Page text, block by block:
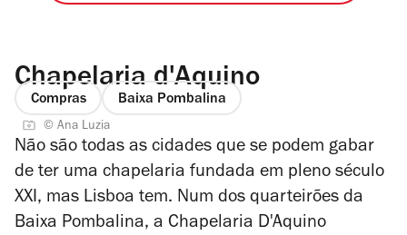
Chapelaria d'Aquino
Compras Baixa Pombalina
© Ana Luzia
Não são todas as cidades que se podem gabar
de ter uma chapelaria fundada em pleno século
XXI, mas Lisboa tem. Num dos quarteirões da
Baixa Pombalina, a Chapelaria D'Aquino